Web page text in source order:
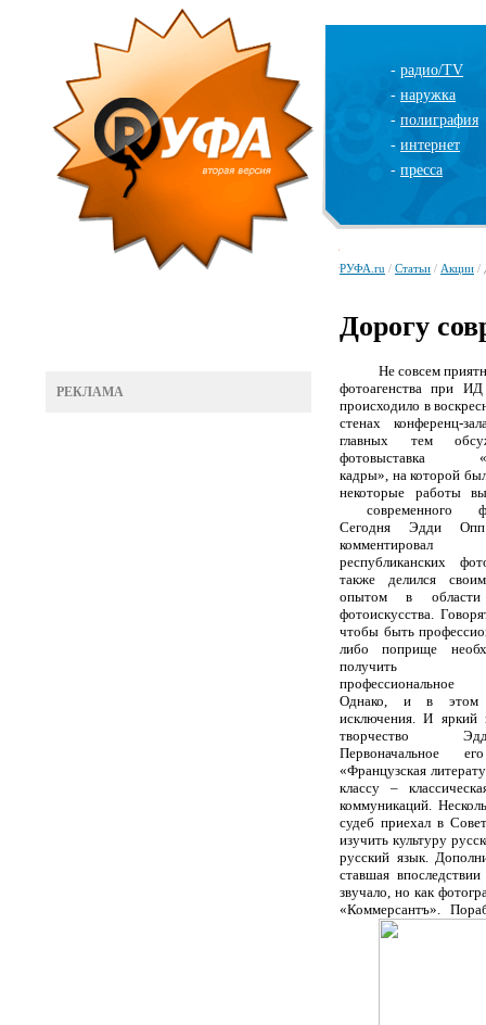
- радио/TV
- наружка
- полиграфия
- интернет
- пресса
РЕКЛАМА
РУФА.ru / Статьи / Акции /
Дорогу
Не совсем
фотоагенства при
происходило в
стенах конференц-
главных тем
фотовыставка
кадры», на которой
некоторые работы
современного
Сегодня Эдди
республиканских
также делился
опытом в области
фотоискусства.
чтобы быть
либо поприще
получить
профессиональное
Однако, и в этом
исключения. И
творчество
Первоначальное
«Французская
классу –
коммуникаций.
судеб приехал в
изучить культуру
русский язык.
ставшая
звучало, но как
«Коммерсантъ».